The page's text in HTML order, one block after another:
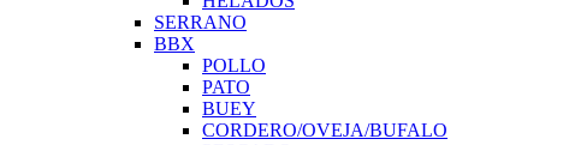
SERRANO
BBX
POLLO
PATO
BUEY
CORDERO/OVEJA/BUFALO